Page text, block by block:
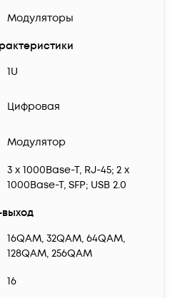
Модуляторы
1U
Цифровая
Модулятор
3 x 1000Base-T, RJ-45; 2 x
1000Base-T, SFP; USB 2.0
выход
16QAM, 32QAM, 64QAM,
128QAM, 256QAM
16